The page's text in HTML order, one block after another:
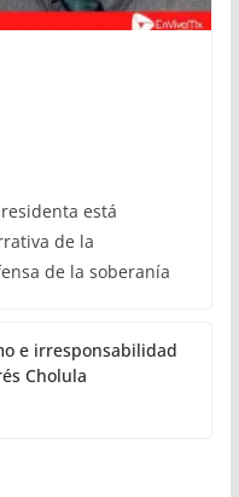
está
de la
de la soberanía
e irresponsabilidad
Cholula